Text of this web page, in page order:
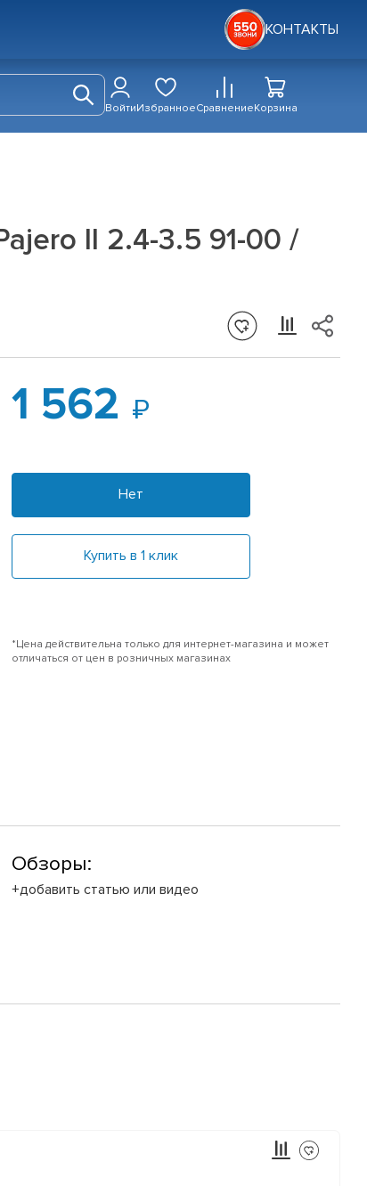
КОНТАКТЫ
ВойтиИзбранноеСравнениеКорзина
II 2.4-3.5 91-00 /
1 562
Нет
Купить в 1 клик
*Цена действительна только для интернет-магазина и может
отличаться от цен в розничных магазинах
Обзоры:
+добавить статью или видео